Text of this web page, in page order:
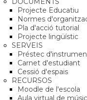
Projecte Educatiu
Normes
Pla d'acció tutorial
Projecte lingüístic
SERVEIS
Préstec
Carnet d'estudiant
Cessió d'espais
RECURSOS
Moodle de l'escola